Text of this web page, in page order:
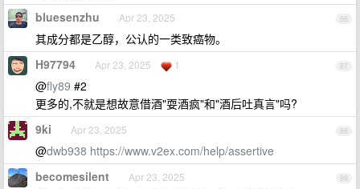
86
bluesenzhu Apr 23, 2025
其成分都是乙醇，公认的一类致癌物。
87
H97794 Apr 23, 2025 1
@fly89 #2
更多的,不就是想故意借酒"耍酒疯"和"酒后吐真言"吗?
88
9ki Apr 23, 2025
@dwb938 https://www.v2ex.com/help/assertive
89
becomesilent Apr 23, 2025